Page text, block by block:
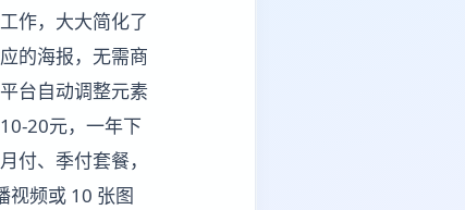
作，大大简化了
的海报，无需商
台自动调整元素
20元，一年下
付、季付套餐，
视频或 10 张图